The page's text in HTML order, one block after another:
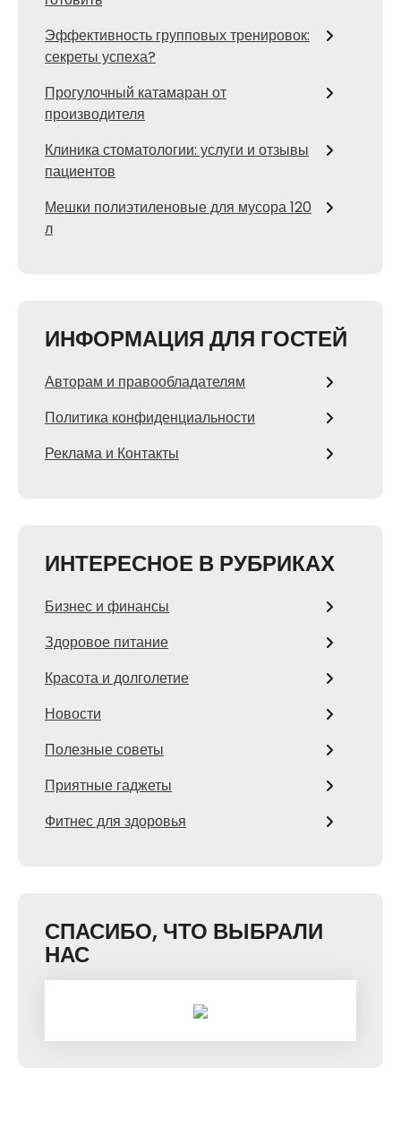
Эффективность групповых тренировок:
секреты успеха?
Прогулочный катамаран от
производителя
Клиника стоматологии: услуги и отзывы
пациентов
Мешки полиэтиленовые для мусора 120
л
ИНФОРМАЦИЯ ДЛЯ ГОСТЕЙ
Авторам и правообладателям
Политика конфиденциальности
Реклама и Контакты
ИНТЕРЕСНОЕ В РУБРИКАХ
Бизнес и финансы
Здоровое питание
Красота и долголетие
Новости
Полезные советы
Приятные гаджеты
Фитнес для здоровья
СПАСИБО, ЧТО ВЫБРАЛИ
НАС